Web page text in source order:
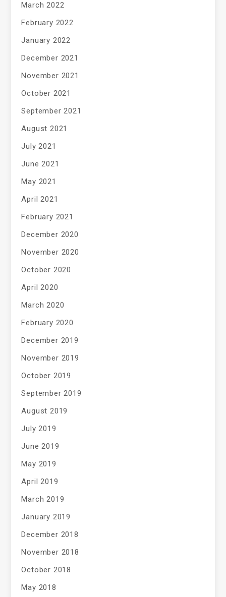
March 2022
February 2022
January 2022
December 2021
November 2021
October 2021
September 2021
August 2021
July 2021
June 2021
May 2021
April 2021
February 2021
December 2020
November 2020
October 2020
April 2020
March 2020
February 2020
December 2019
November 2019
October 2019
September 2019
August 2019
July 2019
June 2019
May 2019
April 2019
March 2019
January 2019
December 2018
November 2018
October 2018
May 2018